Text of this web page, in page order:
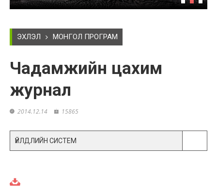
ЭХЛЭЛ МОНГОЛ ПРОГРАМ
Чадамжийн цахим
журнал
2014.12.14 15865
ҮЙЛДЛИЙН СИСТЕМ